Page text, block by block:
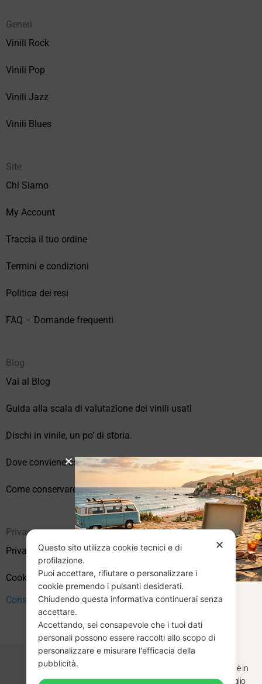
Generi
Vinili Rock
Vinili Pop
Vinili Jazz
Vinili Blues
Site
Chi Siamo
My Account
Traccia il tuo ordine
Termini e condizioni
Politica dei resi
FAQ – Domande frequenti
Blog
Vai al Blog
Guida alla scala di valutazione dei vinili usati
Dischi in vinile, un po’ di storia.
Dove conviene comprare vinili online?
Come conservare correttamente i vinili usati
Privacy
Privacy Policy
Cookie Policy (UE)
Consenso
✕
Questo sito utilizza cookie tecnici e di
profilazione.
Puoi accettare, rifiutare o personalizzare i
cookie premendo i pulsanti desiderati.
Chiudendo questa informativa continuerai senza
accettare.
Accettando, sei consapevole che i tuoi dati
personali possono essere raccolti allo scopo di
personalizzare e misurare l'efficacia della
pubblicità.
CHIUSURA
ESTIVA
Dal 29 luglio al 31 agosto venditaviniliusati.it è in
pausa estiva. Gli ordini ricevuti entro il 29 luglio